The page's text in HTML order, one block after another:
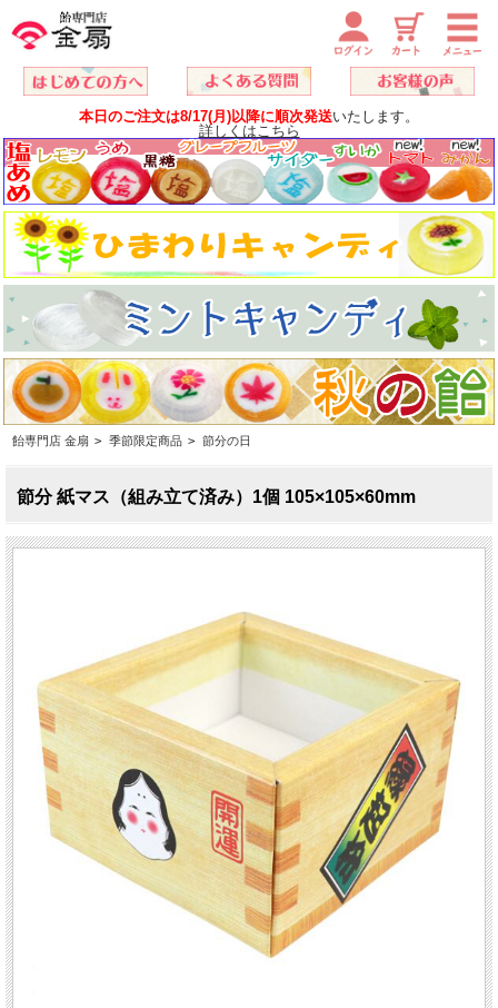
本日のご注文は8/17(月)以降に順次発送いたします。
詳しくはこちら
飴専門店 金扇 > 季節限定商品 > 節分の日
節分 紙マス（組み立て済み）1個 105×105×60mm